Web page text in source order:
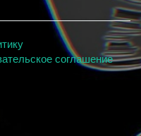
соглашение